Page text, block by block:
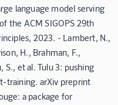
language model serving
the ACM SIGOPS 29th
2023. - Lambert, N.,
H., Brahman, F.,
S., et al. Tulu 3: pushing
training. arXiv preprint
a package for